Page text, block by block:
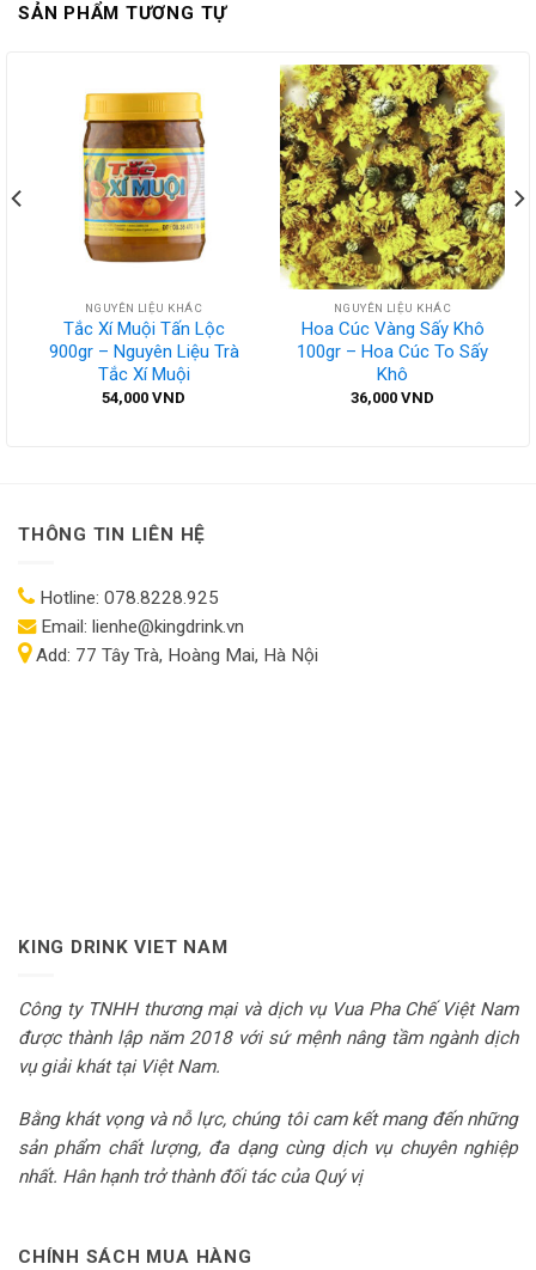
SẢN PHẨM TƯƠNG TỰ
NGUYÊN LIỆU KHÁC
Tắc Xí Muội Tấn Lộc
900gr – Nguyên Liệu Trà
Tắc Xí Muội
54,000 VND
NGUYÊN LIỆU KHÁC
Hoa Cúc Vàng Sấy Khô
100gr – Hoa Cúc To Sấy
Khô
36,000 VND
THÔNG TIN LIÊN HỆ
Hotline: 078.8228.925
Email: lienhe@kingdrink.vn
Add: 77 Tây Trà, Hoàng Mai, Hà Nội
KING DRINK VIET NAM
Công ty TNHH thương mại và dịch vụ Vua Pha Chế Việt Nam
được thành lập năm 2018 với sứ mệnh nâng tầm ngành dịch
vụ giải khát tại Việt Nam.
Bằng khát vọng và nỗ lực, chúng tôi cam kết mang đến những
sản phẩm chất lượng, đa dạng cùng dịch vụ chuyên nghiệp
nhất. Hân hạnh trở thành đối tác của Quý vị
CHÍNH SÁCH MUA HÀNG